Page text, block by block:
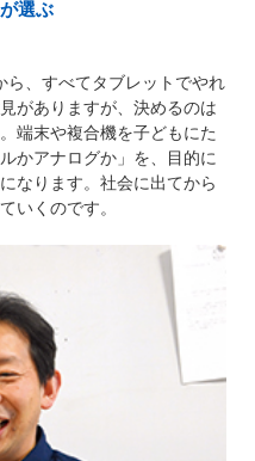
選ぶ
ら、すべてタブレットでやれ
がありますが、決めるのは
端末や複合機を子どもにた
かアナログか」を、目的に
なります。社会に出てから
いくのです。